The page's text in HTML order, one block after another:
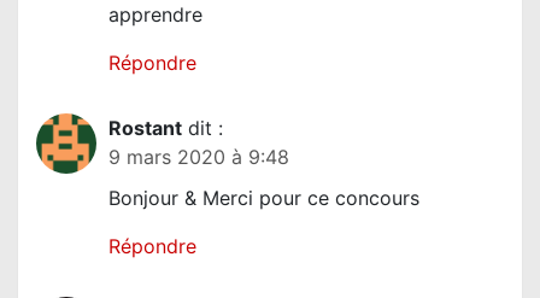
apprendre
Répondre
Rostant dit :
9 mars 2020 à 9:48
Bonjour & Merci pour ce concours
Répondre